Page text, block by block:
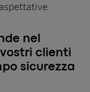
nel
clienti
sicurezza